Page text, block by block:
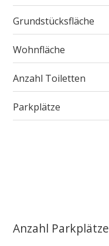
Grundstücksfläche
Wohnfläche
Anzahl Toiletten
Parkplätze
Anzahl Parkplätze